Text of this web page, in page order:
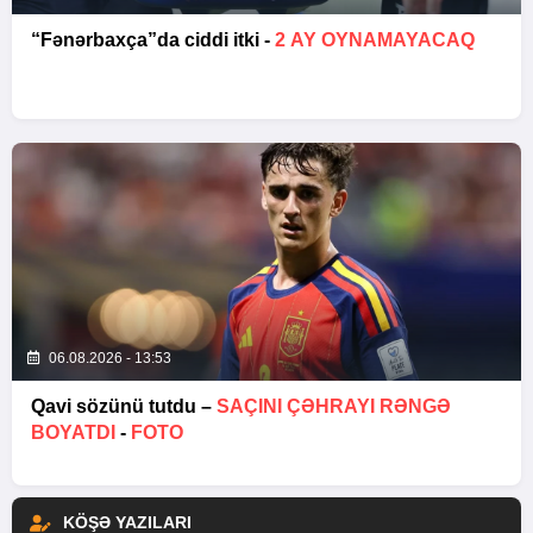
“Fənərbaxça”da ciddi itki - 2 AY OYNAMAYACAQ
06.08.2026 - 13:53
Qavi sözünü tutdu – SAÇINI ÇƏHRAYI RƏNGƏ
BOYATDI - FOTO
KÖŞƏ YAZILARI